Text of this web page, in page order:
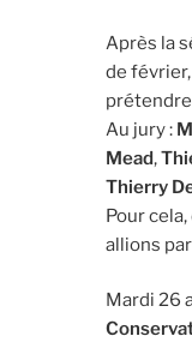
Après la
de
prétendre
Au jury :
Mead,
Thierry
Pour
allions
Mardi 26